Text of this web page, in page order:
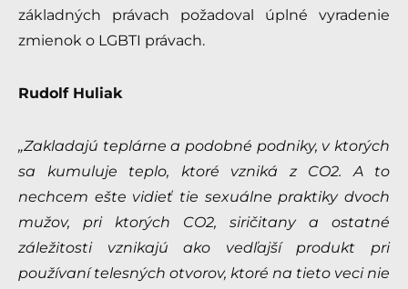
základných právach požadoval úplné vyradenie
zmienok o LGBTI právach.
Rudolf Huliak
„Zakladajú teplárne a podobné podniky, v ktorých
sa kumuluje teplo, ktoré vzniká z CO2. A to
nechcem ešte vidieť tie sexuálne praktiky dvoch
mužov, pri ktorých CO2, siričitany a ostatné
záležitosti vznikajú ako vedľajší produkt pri
používaní telesných otvorov, ktoré na tieto veci nie